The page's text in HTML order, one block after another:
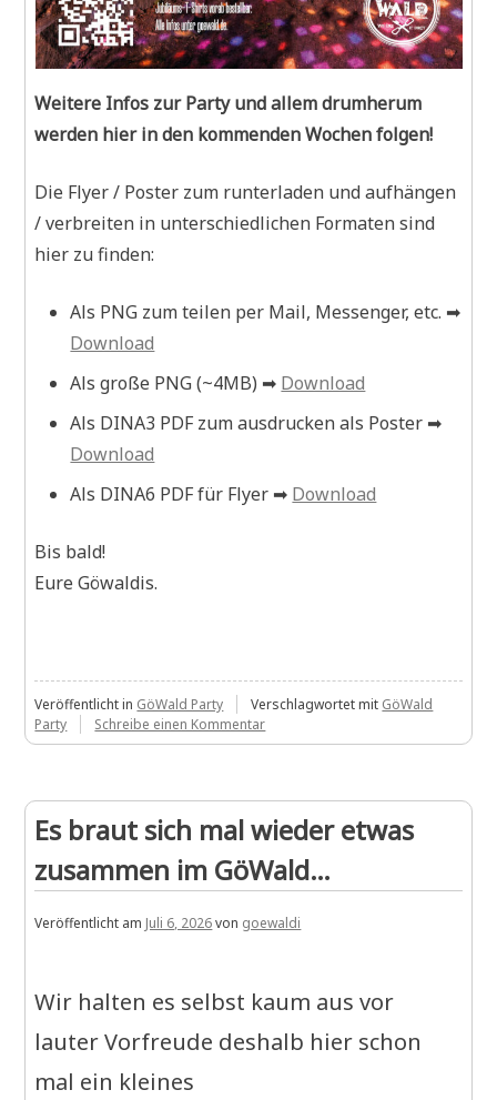
Weitere Infos zur Party und allem drumherum
werden hier in den kommenden Wochen folgen!
Die Flyer / Poster zum runterladen und aufhängen
/ verbreiten in unterschiedlichen Formaten sind
hier zu finden:
Als PNG zum teilen per Mail, Messenger, etc. ➡
Download
Als große PNG (~4MB) ➡ Download
Als DINA3 PDF zum ausdrucken als Poster ➡
Download
Als DINA6 PDF für Flyer ➡ Download
Bis bald!
Eure Göwaldis.
Veröffentlicht in GöWald Party Verschlagwortet mit GöWald
Party
Schreibe einen Kommentarzu
Party-
Termin:
check!
Flyer:
check!
GöWaldParty
check
Es braut sich mal wieder etwas
zusammen im GöWald…
Veröffentlicht am Juli 6, 2026von goewaldi
Wir halten es selbst kaum aus vor
lauter Vorfreude deshalb hier schon
mal ein kleines